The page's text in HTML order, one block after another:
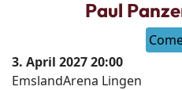
Paul
3. April 202720:00
EmslandArena Lingen